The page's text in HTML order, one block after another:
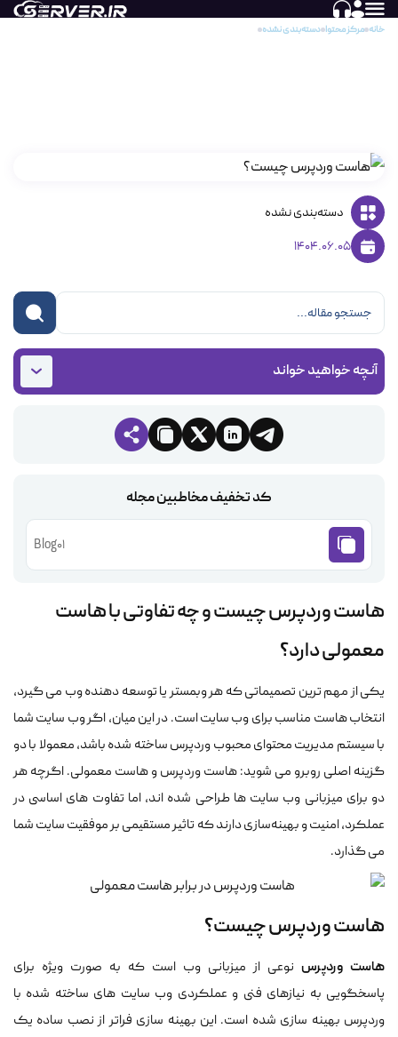
خانه مرکز محتوا دسته‌بندی نشده
دسته‌بندی نشده
1404.06.05
آنچه خواهید خواند
کد تخفیف مخاطبین مجله
Blog01
هاست وردپرس چیست و چه تفاوتی با هاست
معمولی دارد؟
یکی از مهم ترین تصمیماتی که هر وبمستر یا توسعه دهنده وب می گیرد،
انتخاب هاست مناسب برای وب سایت است. در این میان، اگر وب سایت شما
با سیستم مدیریت محتوای محبوب وردپرس ساخته شده باشد، معمولا با دو
گزینه اصلی روبرو می شوید: هاست وردپرس و هاست معمولی. اگرچه هر
دو برای میزبانی وب سایت ها طراحی شده اند، اما تفاوت های اساسی در
عملکرد، امنیت و بهینه‌سازی دارند که تاثیر مستقیمی بر موفقیت سایت شما
می گذارد.
هاست وردپرس چیست؟
هاست وردپرس نوعی از میزبانی وب است که به صورت ویژه برای
پاسخگویی به نیازهای فنی و عملکردی وب سایت های ساخته شده با
وردپرس بهینه سازی شده است. این بهینه سازی فراتر از نصب ساده یک